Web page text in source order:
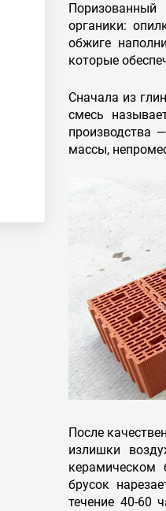
Поризованный
органики:
обжиге
которые
Сначала из
смесь
производства
массы,
После
излишки
керамическом
брусок
течение 40-60